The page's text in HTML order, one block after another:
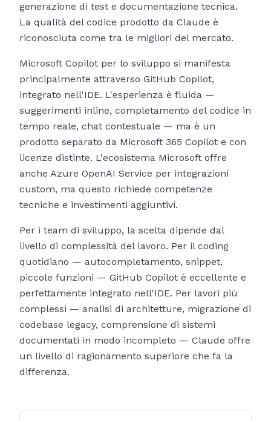
generazione di test e documentazione tecnica.
La qualità del codice prodotto da Claude è
riconosciuta come tra le migliori del mercato.
Microsoft Copilot per lo sviluppo si manifesta
principalmente attraverso GitHub Copilot,
integrato nell'IDE. L'esperienza è fluida —
suggerimenti inline, completamento del codice in
tempo reale, chat contestuale — ma è un
prodotto separato da Microsoft 365 Copilot e con
licenze distinte. L'ecosistema Microsoft offre
anche Azure OpenAI Service per integrazioni
custom, ma questo richiede competenze
tecniche e investimenti aggiuntivi.
Per i team di sviluppo, la scelta dipende dal
livello di complessità del lavoro. Per il coding
quotidiano — autocompletamento, snippet,
piccole funzioni — GitHub Copilot è eccellente e
perfettamente integrato nell'IDE. Per lavori più
complessi — analisi di architetture, migrazione di
codebase legacy, comprensione di sistemi
documentati in modo incompleto — Claude offre
un livello di ragionamento superiore che fa la
differenza.